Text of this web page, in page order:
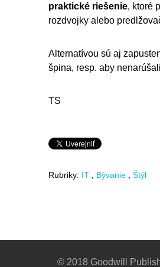
praktické riešenie, ktoré
rozdvojky alebo
Alternatívou sú aj
špina, resp. aby
TS
Rubriky: IT Bývanie Štýl
© 2018 Goodwill